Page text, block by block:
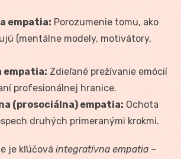
empatia: Porozumenie tomu, ako
(mentálne modely, motivátory,
Zdieľané prežívanie emócií
profesionálnej hranice.
(prosociálna) empatia: Ochota
druhých primeranými krokmi.
je kľúčová integratívna empatia –